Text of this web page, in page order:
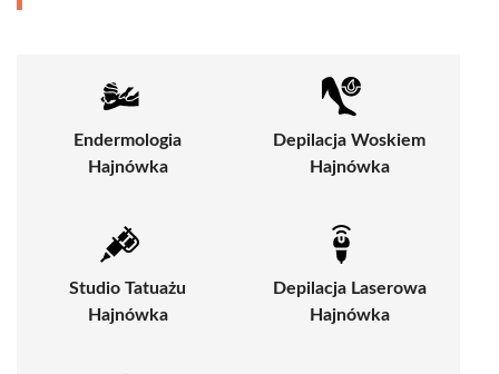
Endermologia
Hajnówka
Depilacja Woskiem
Hajnówka
Studio Tatuażu
Hajnówka
Depilacja Laserowa
Hajnówka